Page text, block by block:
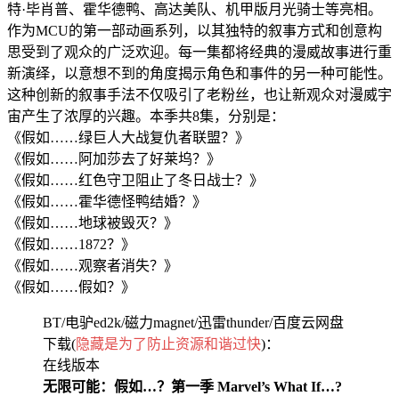
特·毕肖普、霍华德鸭、高达美队、机甲版月光骑士等亮相。
作为MCU的第一部动画系列，以其独特的叙事方式和创意构
思受到了观众的广泛欢迎。每一集都将经典的漫威故事进行重
新演绎，以意想不到的角度揭示角色和事件的另一种可能性。
这种创新的叙事手法不仅吸引了老粉丝，也让新观众对漫威宇
宙产生了浓厚的兴趣。本季共8集，分别是：
《假如……绿巨人大战复仇者联盟？》
《假如……阿加莎去了好莱坞？》
《假如……红色守卫阻止了冬日战士？》
《假如……霍华德怪鸭结婚？》
《假如……地球被毁灭？》
《假如……1872？》
《假如……观察者消失？》
《假如……假如？》
BT/电驴ed2k/磁力magnet/迅雷thunder/百度云网盘
下载(隐藏是为了防止资源和谐过快)：
在线版本
无限可能：假如…？第一季 Marvel’s What If…?